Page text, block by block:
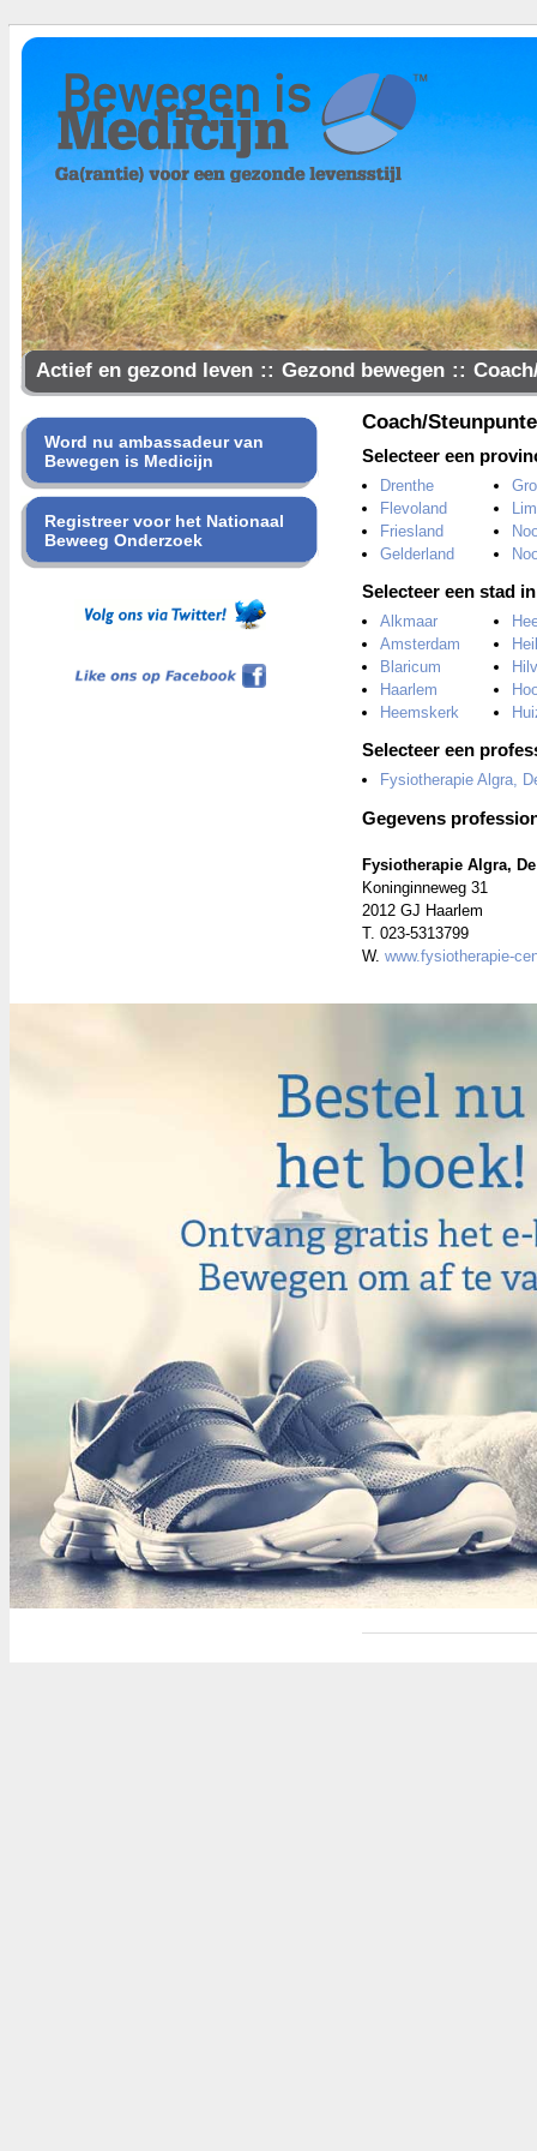
Actief en gezond leven :: Gezond bewegen ::
Samen gezonder
Word nu ambassadeur van
Bewegen is Medicijn
Registreer voor het Nationaal
Beweeg Onderzoek
Coach/
Selecteer een
Drenthe
Flevoland
Friesland
Gelderland
Selecteer een stad
Alkmaar
Amsterdam
Blaricum
Haarlem
Heemskerk
Selecteer een
Fysiotherapie Algra,
Gegevens
Fysiotherapie Algra,
Koninginneweg 31
2012 GJ Haarlem
T. 023-5313799
W. www.fysiotherapie-